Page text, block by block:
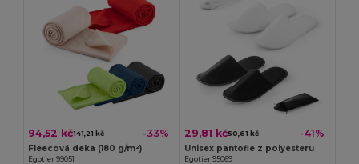
94,52 kč141,21 kč -33%
Fleecová deka (180 g/m²)
Egotier 99051
29,81 kč50,61 kč -41%
Unisex pantofle z polyesteru
Egotier 95069